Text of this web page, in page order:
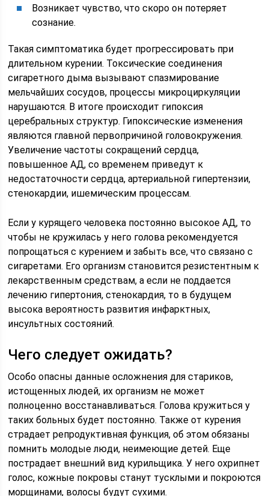
Возникает чувство, что скоро он потеряет
сознание.
Такая симптоматика будет прогрессировать при
длительном курении. Токсические соединения
сигаретного дыма вызывают спазмирование
мельчайших сосудов, процессы микроциркуляции
нарушаются. В итоге происходит гипоксия
церебральных структур. Гипоксические изменения
являются главной первопричиной головокружения.
Увеличение частоты сокращений сердца,
повышенное АД, со временем приведут к
недостаточности сердца, артериальной гипертензии,
стенокардии, ишемическим процессам.
Если у курящего человека постоянно высокое АД, то
чтобы не кружилась у него голова рекомендуется
попрощаться с курением и забыть все, что связано с
сигаретами. Его организм становится резистентным к
лекарственным средствам, а если не поддается
лечению гипертония, стенокардия, то в будущем
высока вероятность развития инфарктных,
инсультных состояний.
Чего следует ожидать?
Особо опасны данные осложнения для стариков,
истощенных людей, их организм не может
полноценно восстанавливаться. Голова кружиться у
таких больных будет постоянно. Также от курения
страдает репродуктивная функция, об этом обязаны
помнить молодые люди, неимеющие детей. Еще
пострадает внешний вид курильщика. У него охрипнет
голос, кожные покровы станут тусклыми и покроются
морщинами, волосы будут сухими.